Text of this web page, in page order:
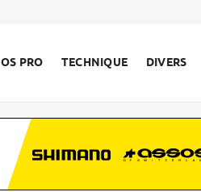
PRO TECHNIQUE DIVERS